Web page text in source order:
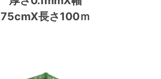
75cmX長さ100ｍ